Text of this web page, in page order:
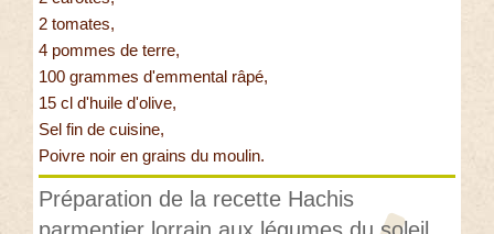
2 tomates,
4 pommes de terre,
100 grammes d'emmental râpé,
15 cl d'huile d'olive,
Sel fin de cuisine,
Poivre noir en grains du moulin.
Préparation de la recette Hachis